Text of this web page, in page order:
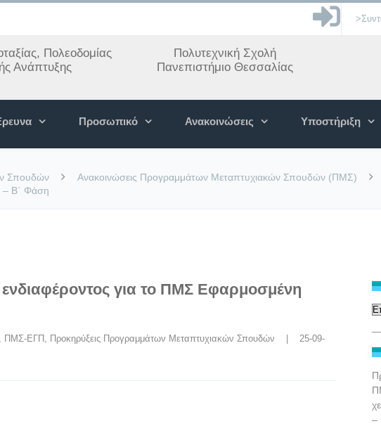
Πολεοδομίας
Ανάπτυξης
Πολυτεχνική Σχολή
Πανεπιστήμιο Θεσσαλίας
Προσωπικό Ανακοινώσεις Υποστήριξη
Σπουδών Ανακοινώσεις Προγραμμάτων Μεταπτυχιακών Σπουδών (ΠΜΣ)
– Β΄ Φάση
για το ΠΜΣ Εφαρμοσμένη
, ΠΜΣ-ΕΓΠ , Προκηρύξεις Προγραμμάτων Μεταπτυχιακών Σπουδών
    |    25-09-
–